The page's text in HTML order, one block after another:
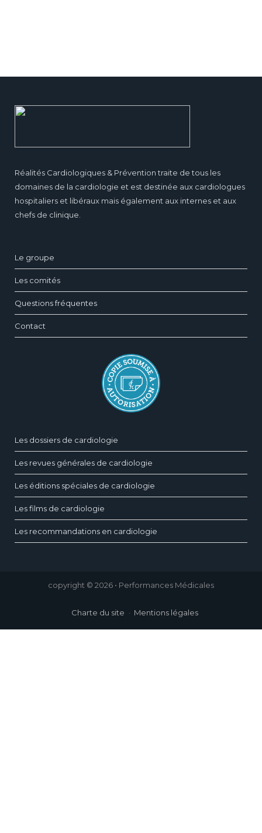
Réalités Cardiologiques & Prévention traite de tous les
domaines de la cardiologie et est destinée aux cardiologues
hospitaliers et libéraux mais également aux internes et aux
chefs de clinique.
Le groupe
Les comités
Questions fréquentes
Contact
Les dossiers de cardiologie
Les revues générales de cardiologie
Les éditions spéciales de cardiologie
Les films de cardiologie
Les recommandations en cardiologie
copyright © 2026 • Performances Médicales
Charte du site Mentions légales